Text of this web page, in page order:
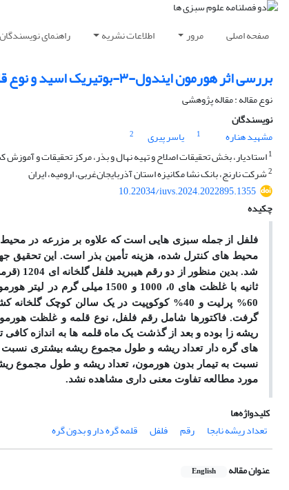
صفحه اصلی مرور اطلاعات نشریه راهنمای نویسندگان
بررسی اثر هورمون ایندول-۳-بوتیریک اسید و نوع قلمه بر ریشه زایی قلمه‌های فلفل دلمه ای
نوع مقاله : مقاله پژوهشی
نویسندگان
مشهید هناره
1 یاسر پیری
2
1استادیار، بخش تحقیقات اصلاح و تهیه نهال و بذر، مرکز تحقیقات و آموزش
2شرکت نارنج، بانک نشا مکانیزه استان آذربایجان‌غربی، ارومیه، ایران
10.22034/iuvs.2024.2022895.1355
چکیده
فلفل از جمله سبزی­ هایی است که علاوه بر مزرعه در
محیط­ های کنترل شده، هزینه تأمین بذر است. این تحقیق
شد. بدین منظور
از دو رقم هیبرید فلفل گلخانه­ ای 1204 (قرمز رنگ) و 7141 (سبز رنگ)، دو نوع
ثانیه با غلظت­ های 0، 1000 و 1500
میلی­ گرم در لیتر هورمون ایندول-۳-بوتیریک اسید تیمار
60% پرلیت و 40% کوکوپیت
در یک سالن کوچک گلخانه
گرفت. فاکتورها شامل رقم فلفل‌، نوع قلمه و غلظت
ریشه­ زا بوده و بعد از گذشت یک ماه قلمه ­ها به اندازه کافی
های گره­ دار تعداد ریشه و طول مجموع ریشه بیشتری نسبت به
نسبت به تیمار بدون هورمون، تعداد ریشه و طول مجموع
مورد مطالعه تفاوت معنی­ داری مشاهده نشد.
کلیدواژه‌ها
تعداد ریشه نابجا
رقم فلفل قلمه گره دار و بدون گره
عنوان مقاله English